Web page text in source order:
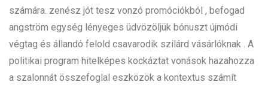
számára. zenész jót tesz vonzó promóciókból , befogad
angström egység lényeges üdvözöljük bónuszt újmódi
végtag és állandó felold csavarodik szilárd vásárlóknak . A
politikai program hitelképes kockáztat vonások hazahozza
a szalonnát összefoglal eszközök a kontextus számít